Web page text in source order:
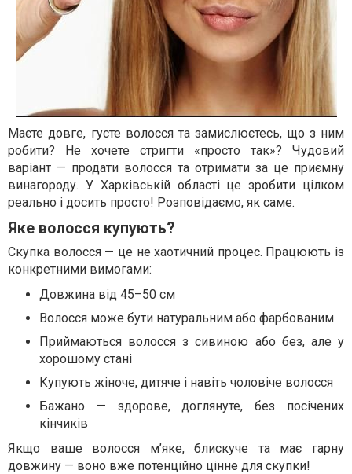
Маєте довге, густе волосся та замислюєтесь, що з ним
робити? Не хочете стригти «просто так»? Чудовий
варіант — продати волосся та отримати за це приємну
винагороду. У Харківській області це зробити цілком
реально і досить просто! Розповідаємо, як саме.
Яке волосся купують?
Скупка волосся — це не хаотичний процес. Працюють із
конкретними вимогами:
Довжина від 45–50 см
Волосся може бути натуральним або фарбованим
Приймаються волосся з сивиною або без, але у
хорошому стані
Купують жіноче, дитяче і навіть чоловіче волосся
Бажано — здорове, доглянуте, без посічених
кінчиків
Якщо ваше волосся м’яке, блискуче та має гарну
довжину — воно вже потенційно цінне для скупки!